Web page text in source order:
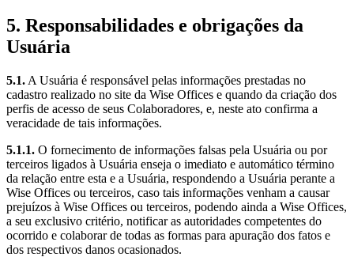
5. Responsabilidades e obrigações da
Usuária
5.1. A Usuária é responsável pelas informações prestadas no
cadastro realizado no site da Wise Offices e quando da criação dos
perfis de acesso de seus Colaboradores, e, neste ato confirma a
veracidade de tais informações.
5.1.1. O fornecimento de informações falsas pela Usuária ou por
terceiros ligados à Usuária enseja o imediato e automático término
da relação entre esta e a Usuária, respondendo a Usuária perante a
Wise Offices ou terceiros, caso tais informações venham a causar
prejuízos à Wise Offices ou terceiros, podendo ainda a Wise Offices,
a seu exclusivo critério, notificar as autoridades competentes do
ocorrido e colaborar de todas as formas para apuração dos fatos e
dos respectivos danos ocasionados.